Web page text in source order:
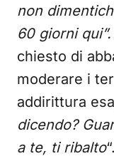
non
60 giorni qui”.
chiesto di
moderare i
addirittura
dicendo?
a te, ti ribalto“.